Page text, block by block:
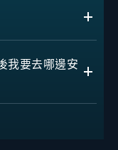
我要去哪邊安